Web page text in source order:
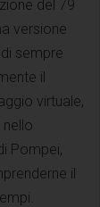
del 79
versione
sempre
il
virtuale,
Pompei,
il